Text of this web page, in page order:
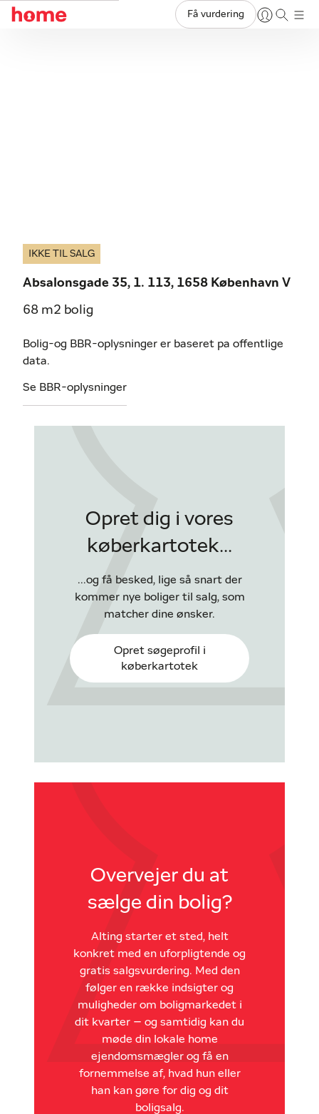
Få vurdering
IKKE TIL SALG
Absalonsgade 35, 1. 113, 1658 København V
68 m2 bolig
Bolig-og BBR-oplysninger er baseret pa offentlige
data.
Se BBR-oplysninger
Opret dig i vores
køberkartotek...
...og få besked, lige så snart der
kommer nye boliger til salg, som
matcher dine ønsker.
Opret søgeprofil i
køberkartotek
Overvejer du at
sælge din bolig?
Alting starter et sted, helt
konkret med en uforpligtende og
gratis salgsvurdering. Med den
følger en række indsigter og
muligheder om boligmarkedet i
dit kvarter – og samtidig kan du
møde din lokale home
ejendomsmægler og få en
fornemmelse af, hvad hun eller
han kan gøre for dig og dit
boligsalg.